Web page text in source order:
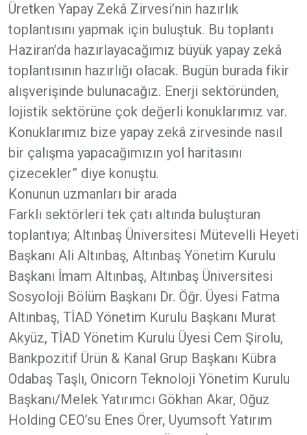
Üretken Yapay Zekâ Zirvesi’nin hazırlık
toplantısını yapmak için buluştuk. Bu toplantı
Haziran’da hazırlayacağımız büyük yapay zekâ
toplantısının hazırlığı olacak. Bugün burada fikir
alışverişinde bulunacağız. Enerji sektöründen,
lojistik sektörüne çok değerli konuklarımız var.
Konuklarımız bize yapay zekâ zirvesinde nasıl
bir çalışma yapacağımızın yol haritasını
çizecekler” diye konuştu.
Konunun uzmanları bir arada
Farklı sektörleri tek çatı altında buluşturan
toplantıya; Altınbaş Üniversitesi Mütevelli Heyeti
Başkanı Ali Altınbaş, Altınbaş Yönetim Kurulu
Başkanı İmam Altınbaş, Altınbaş Üniversitesi
Sosyoloji Bölüm Başkanı Dr. Öğr. Üyesi Fatma
Altınbaş, TİAD Yönetim Kurulu Başkanı Murat
Akyüz, TİAD Yönetim Kurulu Üyesi Cem Şirolu,
Bankpozitif Ürün & Kanal Grup Başkanı Kübra
Odabaş Taşlı, Onicorn Teknoloji Yönetim Kurulu
Başkanı/Melek Yatırımcı Gökhan Akar, Oğuz
Holding CEO’su Enes Örer, Uyumsoft Yatırım